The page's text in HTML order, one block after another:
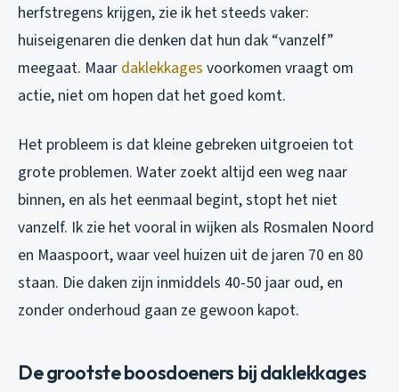
herfstregens krijgen, zie ik het steeds vaker:
huiseigenaren die denken dat hun dak “vanzelf”
meegaat. Maar daklekkages voorkomen vraagt om
actie, niet om hopen dat het goed komt.
Het probleem is dat kleine gebreken uitgroeien tot
grote problemen. Water zoekt altijd een weg naar
binnen, en als het eenmaal begint, stopt het niet
vanzelf. Ik zie het vooral in wijken als Rosmalen Noord
en Maaspoort, waar veel huizen uit de jaren 70 en 80
staan. Die daken zijn inmiddels 40-50 jaar oud, en
zonder onderhoud gaan ze gewoon kapot.
De grootste boosdoeners bij daklekkages